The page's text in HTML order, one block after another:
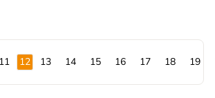
11 12 13 14 15 16 17 18 19